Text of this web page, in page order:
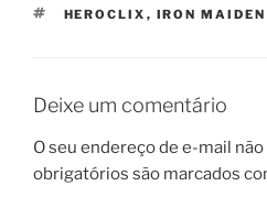
TAGS
HEROCLIX , IRON MAIDEN
Deixe um comentário
O seu endereço de e-mail
obrigatórios são marcados